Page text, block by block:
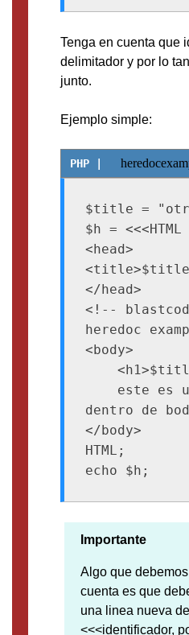
Tenga en cuenta que
delimitador y por lo
junto.
Ejemplo simple:
$title =
$h = <<<HTML
<head>
</head>
<!--
heredoc
<body>
dentro de
</body>
HTML;
echo $h;
Importante
Algo que
cuenta es que
una linea nueva
<<<identificador,